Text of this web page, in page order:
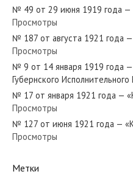
№ 103 от мая 1920 года —
№ 164 от июля 1968 года —
№ 49 от 29 июня 1919 года —
Просмотры
№ 187 от августа 1921 года
Просмотры
№ 9 от 14 января 1919 года —
Губернского
№ 17 от января 1921 года —
Просмотры
№ 127 от июня 1921 года —
Просмотры
Метки